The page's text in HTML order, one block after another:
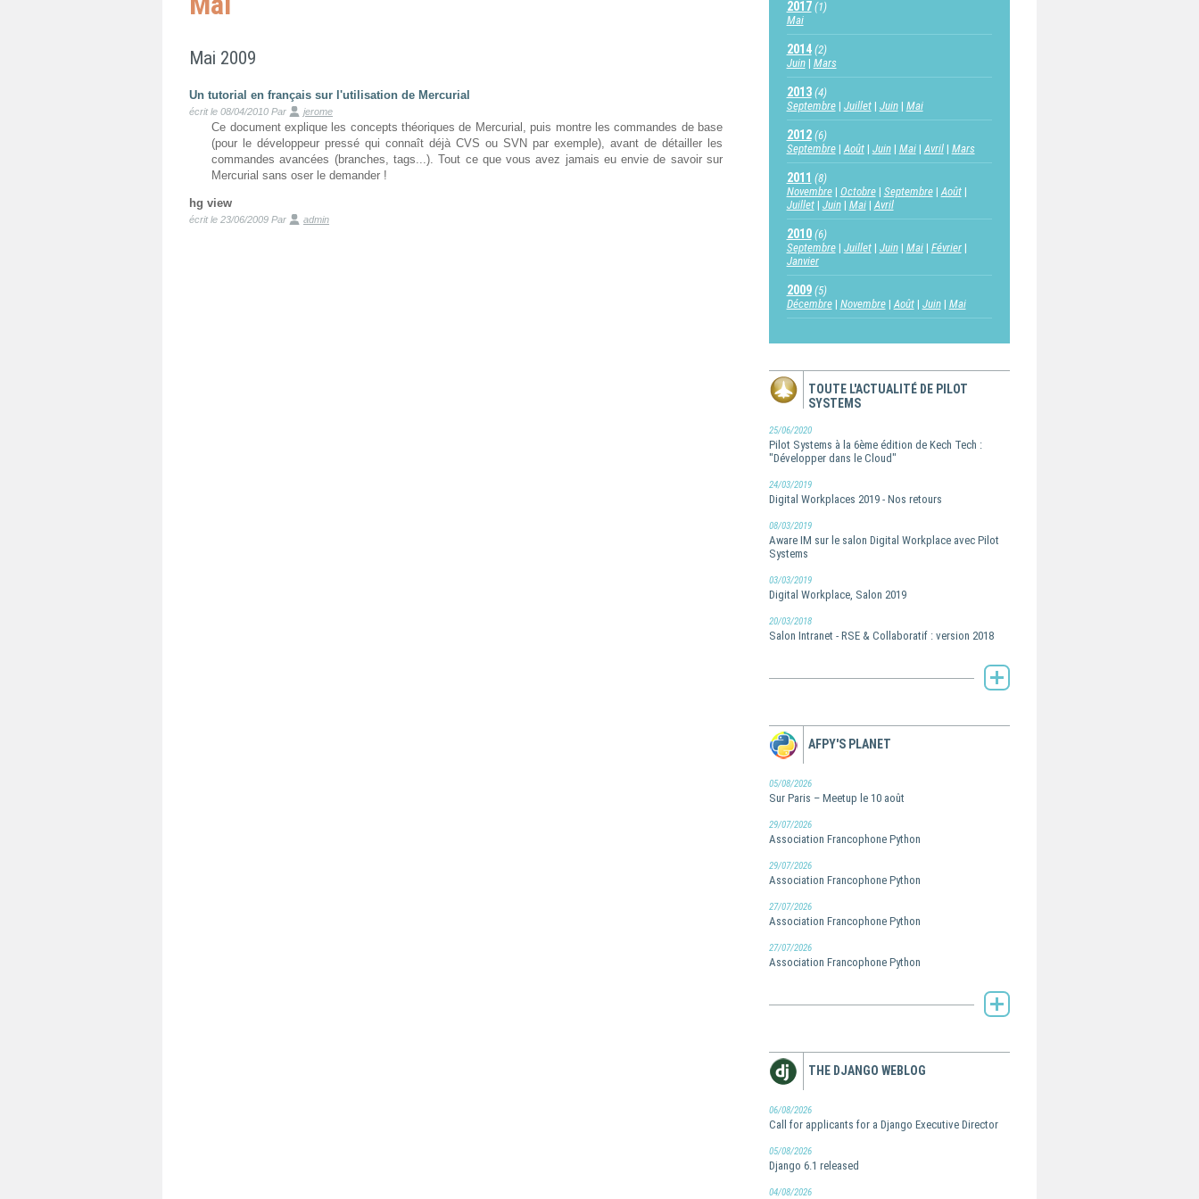
Mai 2009
Un tutorial en français sur l'utilisation de Mercurial
écrit le 08/04/2010 Par jerome
Ce document explique les concepts théoriques de Mercurial, puis montre les commandes de base
(pour le développeur pressé qui connaît déjà CVS ou SVN par exemple), avant de détailler les
commandes avancées (branches, tags...). Tout ce que vous avez jamais eu envie de savoir sur
Mercurial sans oser le demander !
hg view
écrit le 23/06/2009 Par admin
2017(1)
Mai
2014(2)
Juin
Mars
2013(4)
Septembre
Juillet Juin Mai
2012(6)
Septembre
Août Juin Mai Avril Mars
2011 (8)
Novembre
Octobre Septembre
Août
Juillet
Juin Mai Avril
2010(6)
Septembre
Juillet Juin Mai
Février
Janvier
2009(5)
Décembre
Novembre Août Juin Mai
TOUTE L'ACTUALITÉ DE PILOT
SYSTEMS
25/06/2020
Pilot Systems à la 6ème édition de Kech Tech :
"Développer dans le Cloud"
24/03/2019
Digital Workplaces 2019 - Nos retours
08/03/2019
Aware IM sur le salon Digital Workplace avec Pilot
Systems
03/03/2019
Digital Workplace, Salon 2019
20/03/2018
Salon Intranet - RSE & Collaboratif : version 2018
AFPY'S PLANET
05/08/2026
Sur Paris – Meetup le 10 août
29/07/2026
Association Francophone Python
29/07/2026
Association Francophone Python
27/07/2026
Association Francophone Python
27/07/2026
Association Francophone Python
THE DJANGO WEBLOG
06/08/2026
Call for applicants for a Django Executive Director
05/08/2026
Django 6.1 released
04/08/2026